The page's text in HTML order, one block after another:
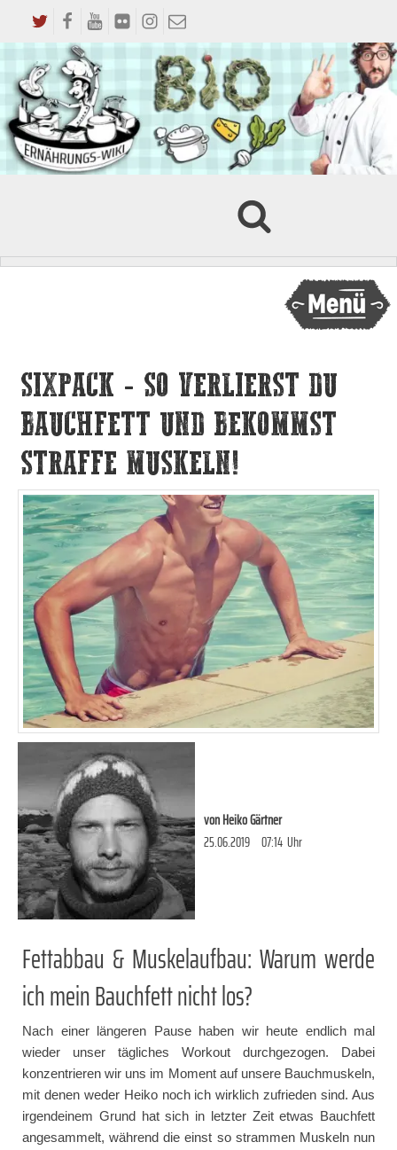
SIXPACK - SO VERLIERST DU
BAUCHFETT UND BEKOMMST
STRAFFE MUSKELN!
vonHeiko Gärtner
25.06.2019 07:14 Uhr
Fettabbau & Muskelaufbau: Warum werde
ich mein Bauchfett nicht los?
Nach einer längeren Pause haben wir heute endlich mal
wieder unser tägliches Workout durchgezogen. Dabei
konzentrieren wir uns im Moment auf unsere Bauchmuskeln,
mit denen weder Heiko noch ich wirklich zufrieden sind. Aus
irgendeinem Grund hat sich in letzter Zeit etwas Bauchfett
angesammelt, während die einst so strammen Muskeln nun